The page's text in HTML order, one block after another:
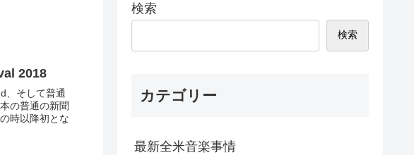
2018
、そして普通
の普通の新聞
時以降初とな
検索
検索
カテゴリー
最新全米音楽事情